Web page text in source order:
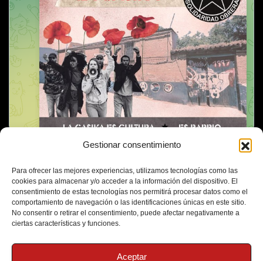
Gestionar consentimiento
Para ofrecer las mejores experiencias, utilizamos tecnologías como las
cookies para almacenar y/o acceder a la información del dispositivo. El
consentimiento de estas tecnologías nos permitirá procesar datos como el
comportamiento de navegación o las identificaciones únicas en este sitio.
No consentir o retirar el consentimiento, puede afectar negativamente a
ciertas características y funciones.
Aceptar